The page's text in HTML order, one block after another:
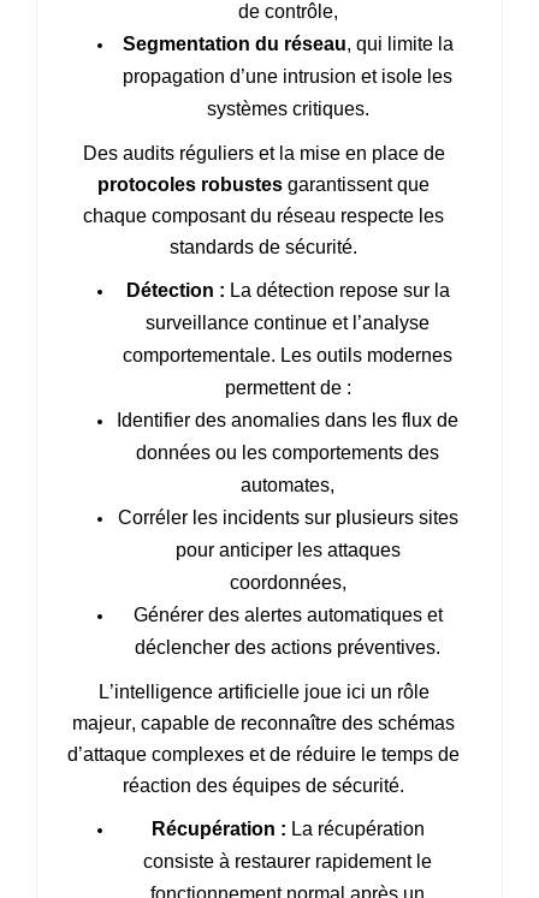
de contrôle,
Segmentation du réseau, qui limite la
propagation d’une intrusion et isole les
systèmes critiques.
Des audits réguliers et la mise en place de
protocoles robustes garantissent que
chaque composant du réseau respecte les
standards de sécurité.
Détection : La détection repose sur la
surveillance continue et l’analyse
comportementale. Les outils modernes
permettent de :
Identifier des anomalies dans les flux de
données ou les comportements des
automates,
Corrélerles incidents sur plusieurs sites
pour anticiper les attaques
coordonnées,
Générerdes alertes automatiques et
déclencher des actions préventives.
L’intelligence artificielle joue ici un rôle
majeur, capable de reconnaître des schémas
d’attaque complexes et de réduire le temps de
réaction des équipes de sécurité.
Récupération : La récupération
consiste à restaurer rapidement le